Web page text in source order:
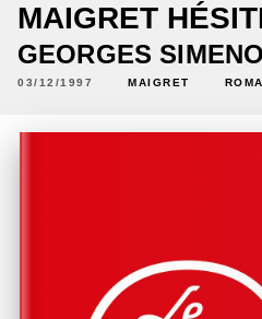
MAIGRET
GEORGES
03/12/1997 MAIGRET